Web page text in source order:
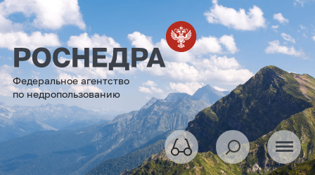
Федеральное агентство
по недропользованию